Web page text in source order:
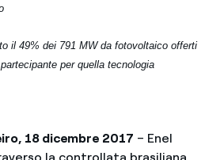
il 49% dei 791 MW da fotovoltaico offerti
per quella tecnologia
18 dicembre 2017 – Enel